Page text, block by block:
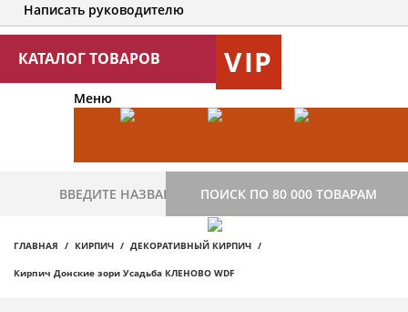
Написать руководителю
КАТАЛОГ ТОВАРОВ VIP
Меню
ПОИСК ПО 80 000 ТОВАРАМ
ГЛАВНАЯ КИРПИЧ ДЕКОРАТИВНЫЙ КИРПИЧ
Кирпич Донские зори Усадьба КЛЕНОВО WDF